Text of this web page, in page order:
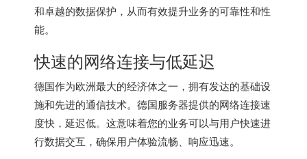
和卓越的数据保护，从而有效提升业务的可靠性和性
能。
快速的网络连接与低延迟
德国作为欧洲最大的经济体之一，拥有发达的基础设
施和先进的通信技术。德国服务器提供的网络连接速
度快，延迟低。这意味着您的业务可以与用户快速进
行数据交互，确保用户体验流畅、响应迅速。